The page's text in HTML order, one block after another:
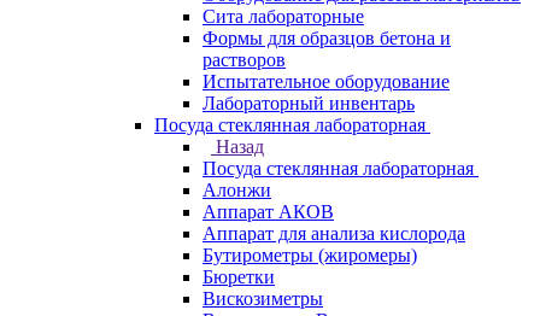
Сита лабораторные
Формы для образцов бетона и
растворов
Испытательное оборудование
Лабораторный инвентарь
Посуда стеклянная лабораторная
Назад
Посуда стеклянная лабораторная
Алонжи
Аппарат АКОВ
Аппарат для анализа кислорода
Бутирометры (жиромеры)
Бюретки
Вискозиметры